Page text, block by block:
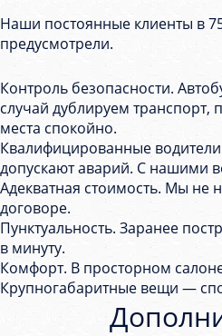
Наши постоянные клиенты в
предусмотрели.
Контроль безопасности.
случай дублируем транспорт,
места спокойно.
Квалифицированные
допускают аварий. С нашими
Адекватная стоимость. Мы не
договоре.
Пунктуальность. Заранее
в минуту.
Комфорт. В просторном
Крупногабаритные вещи —